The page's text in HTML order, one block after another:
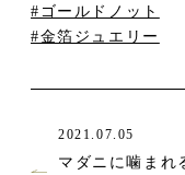
#ゴールドノット
#金箔ジュエリー
2021.07.05
マダニに噛まれ